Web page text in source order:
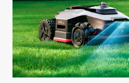
HINTA.FI
KAUPPA
VAIHDA TEEMA